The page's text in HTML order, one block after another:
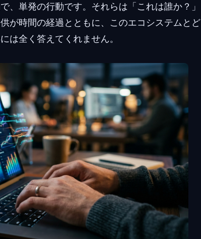
、単発の行動です。それらは「これは誰か？」
が時間の経過とともに、このエコシステムとど
は全く答えてくれません。